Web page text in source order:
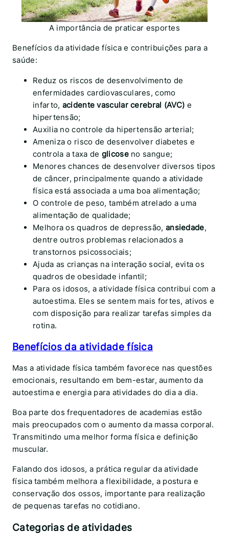
A importância de praticar esportes
Benefícios da atividade física e contribuições para a
saúde:
Reduz os riscos de desenvolvimento de
enfermidades cardiovasculares, como
infarto, acidente vascular cerebral (AVC) e
hipertensão;
Auxilia no controle da hipertensão arterial;
Ameniza o risco de desenvolver diabetes e
controla a taxa de glicoseno sangue;
Menores chances de desenvolver diversos tipos
de câncer, principalmente quando a atividade
física está associada a uma boa alimentação;
O controle de peso, também atrelado a uma
alimentação de qualidade;
Melhora os quadros de depressão, ansiedade,
dentre outros problemas relacionados a
transtornos psicossociais;
Ajuda as crianças na interação social, evita os
quadros de obesidade infantil;
Para os idosos, a atividade física contribui com a
autoestima. Eles se sentem mais fortes, ativos e
com disposição para realizar tarefas simples da
rotina.
Benefícios da atividade física
Mas a atividade física também favorece nas questões
emocionais, resultando em bem-estar, aumento da
autoestima e energia para atividades do dia a dia.
Boa parte dos frequentadores de academias estão
mais preocupados com o aumento da massa corporal.
Transmitindo uma melhor forma física e definição
muscular.
Falando dos idosos, a prática regular da atividade
física também melhora a flexibilidade, a postura e
conservação dos ossos, importante para realização
de pequenas tarefas no cotidiano.
Categorias de atividades